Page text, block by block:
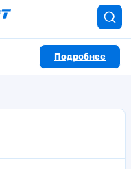
Подробнее